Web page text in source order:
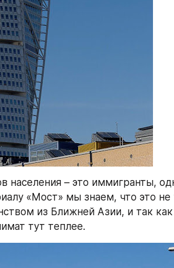
населения – это иммигранты,
«Мост» мы знаем, что это не
из Ближней Азии, и так
тут теплее.